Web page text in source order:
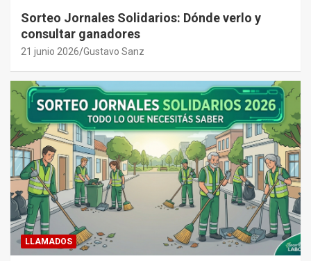
Sorteo Jornales Solidarios: Dónde verlo y
consultar ganadores
21 junio 2026 Gustavo Sanz
LLAMADOS